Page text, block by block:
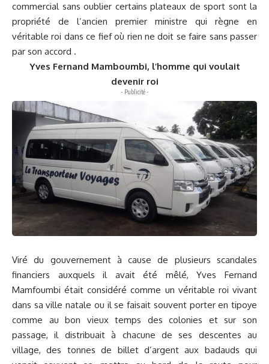
commercial sans oublier certains plateaux de sport sont la
propriété de l’ancien premier ministre qui règne en
véritable roi dans ce fief où rien ne doit se faire sans passer
par son accord .
Yves Fernand Mamboumbi, l’homme qui voulait
devenir roi
- Publicité -
Viré du gouvernement à cause de plusieurs scandales
financiers auxquels il avait été mêlé, Yves Fernand
Mamfoumbi était considéré comme un véritable roi vivant
dans sa ville natale ou il se faisait souvent porter en tipoye
comme au bon vieux temps des colonies et sur son
passage, il distribuait à chacune de ses descentes au
village, des tonnes de billet d’argent aux badauds qui